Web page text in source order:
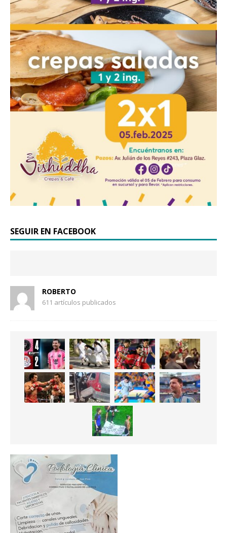
SEGUIR EN FACEBOOK
ROBERTO
611 artículos publicados